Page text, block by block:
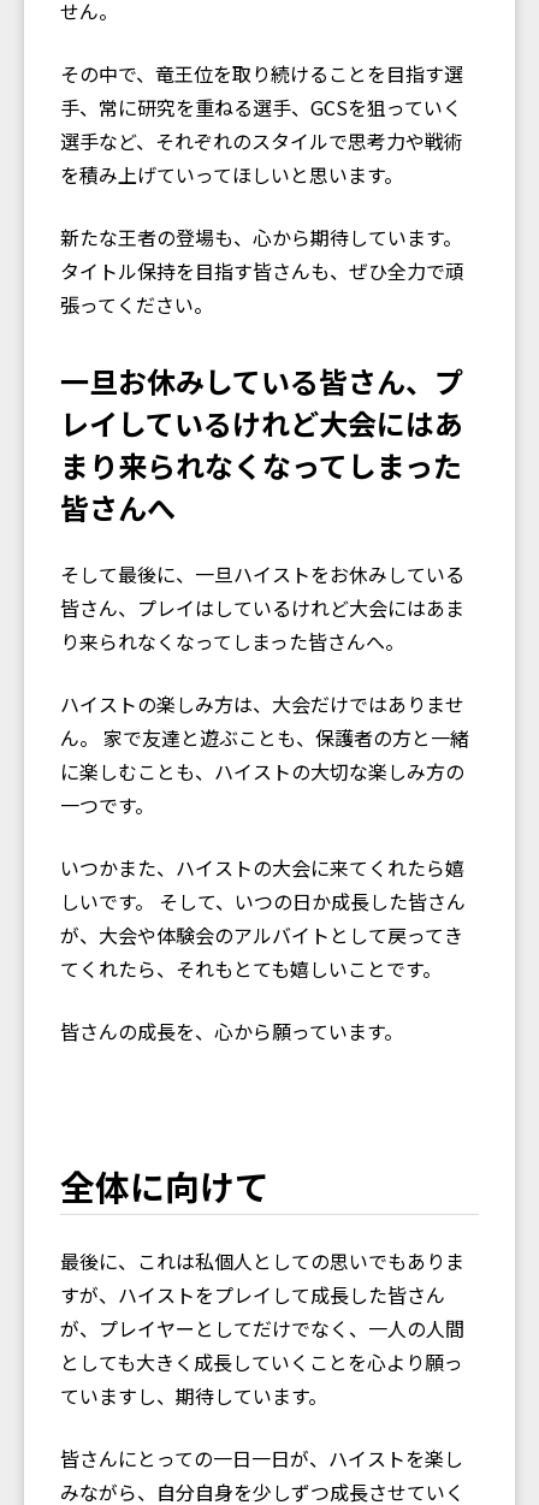
せん。
その中で、竜王位を取り続けることを目指す選
手、常に研究を重ねる選手、GCSを狙っていく
選手など、それぞれのスタイルで思考力や戦術
を積み上げていってほしいと思います。
新たな王者の登場も、心から期待しています。
タイトル保持を目指す皆さんも、ぜひ全力で頑
張ってください。
一旦お休みしている皆さん、プ
レイしているけれど大会にはあ
まり来られなくなってしまった
皆さんへ
そして最後に、一旦ハイストをお休みしている
皆さん、プレイはしているけれど大会にはあま
り来られなくなってしまった皆さんへ。
ハイストの楽しみ方は、大会だけではありませ
ん。 家で友達と遊ぶことも、保護者の方と一緒
に楽しむことも、ハイストの大切な楽しみ方の
一つです。
いつかまた、ハイストの大会に来てくれたら嬉
しいです。 そして、いつの日か成長した皆さん
が、大会や体験会のアルバイトとして戻ってき
てくれたら、それもとても嬉しいことです。
皆さんの成長を、心から願っています。
全体に向けて
最後に、これは私個人としての思いでもありま
すが、ハイストをプレイして成長した皆さん
が、プレイヤーとしてだけでなく、一人の人間
としても大きく成長していくことを心より願っ
ていますし、期待しています。
皆さんにとっての一日一日が、ハイストを楽し
みながら、自分自身を少しずつ成長させていく